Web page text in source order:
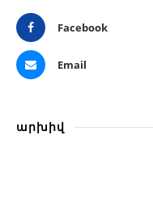
Facebook
Email
արխիվ